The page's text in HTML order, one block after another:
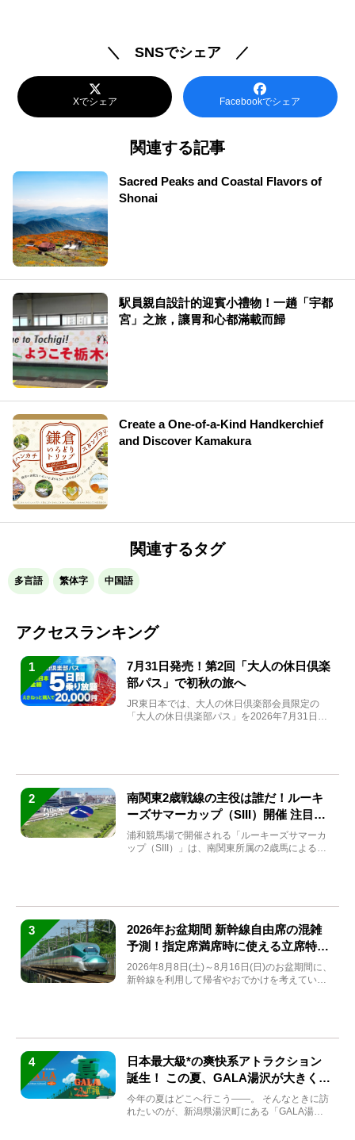
＼ SNSでシェア ／
Xでシェア Facebookでシェア
関連する記事
Sacred Peaks and Coastal Flavors of
Shonai
駅員親自設計的迎賓小禮物！一趟「宇都
宮」之旅，讓胃和心都滿載而歸
Create a One-of-a-Kind Handkerchief
and Discover Kamakura
関連するタグ
多言語 繁体字 中国語
アクセスランキング
1
7月31日発売！第2回「大人の休日倶楽
部パス」で初秋の旅へ
JR東日本では、大人の休日倶楽部会員限定の
「大人の休日倶楽部パス」を2026年7月31日
2
南関東2歳戦線の主役は誰だ！ルーキ
ーズサマーカップ（SIII）開催 注目馬
と見どころをチェック
浦和競馬場で開催される「ルーキーズサマーカ
ップ（SIII）」は、南関東所属の2歳馬による注
3
2026年お盆期間 新幹線自由席の混雑
予測！指定席満席時に使える立席特急
券も解説
2026年8月8日(土)～8月16日(日)のお盆期間に、
新幹線を利用して帰省やおでかけを考えている
4
日本最大級*の爽快系アトラクション
誕生！ この夏、GALA湯沢が大きく生
まれ変わる
今年の夏はどこへ行こう――。 そんなときに訪
れたいのが、新潟県湯沢町にある「GALA湯